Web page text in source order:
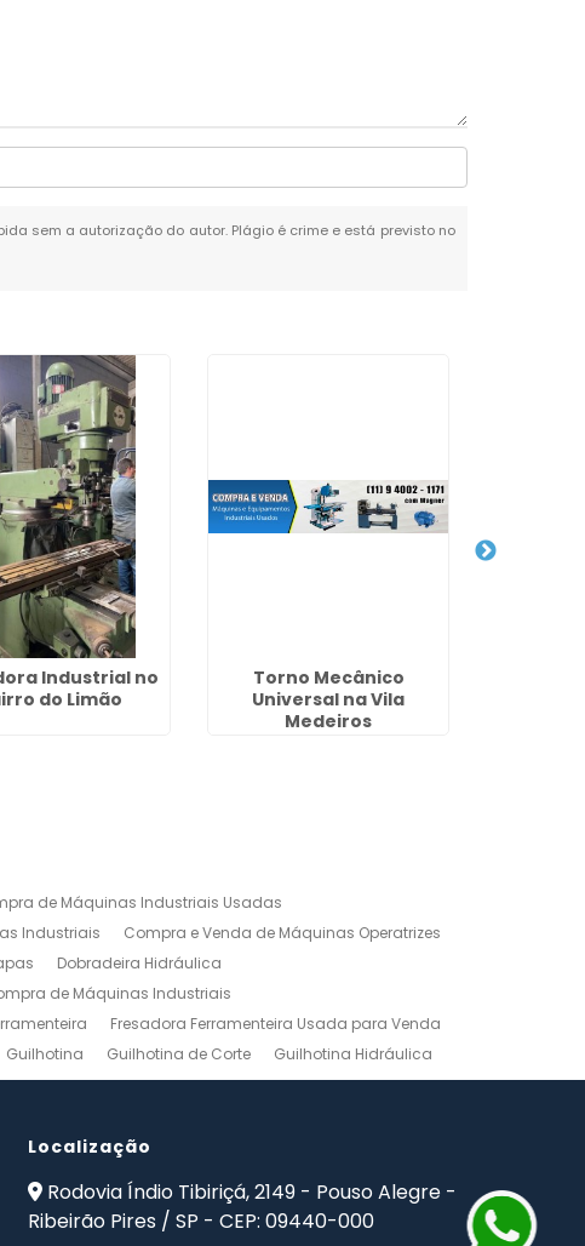
sem a autorização do autor. Plágio é crime e está previsto no
Industrial no
do Limão
Torno Mecânico
Universal na Vila
Medeiros
de Máquinas Industriais Usadas
Industriais
Compra e Venda de Máquinas Operatrizes
Dobradeira Hidráulica
de Máquinas Industriais
Fresadora Ferramenteira Usada para Venda
Guilhotina Guilhotina de Corte
Guilhotina Hidráulica
a Venda
Maquinas para Marceneiro
Usadas
Ferramentas Industriais Compra e Venda
Localização
Rodovia Índio Tibiriçá, 2149 - Pouso Alegre -
Ribeirão Pires / SP - CEP: 09440-000